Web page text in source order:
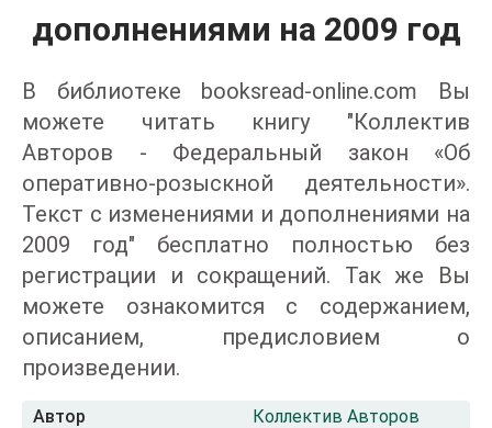
дополнениями на 2009 год
В библиотеке booksread-online.com Вы
можете читать книгу "Коллектив
Авторов - Федеральный закон «Об
оперативно-розыскной деятельности».
Текст с изменениями и дополнениями на
2009 год" бесплатно полностью без
регистрации и сокращений. Так же Вы
можете ознакомится с содержанием,
описанием, предисловием о
произведении.
Автор Коллектив Авторов